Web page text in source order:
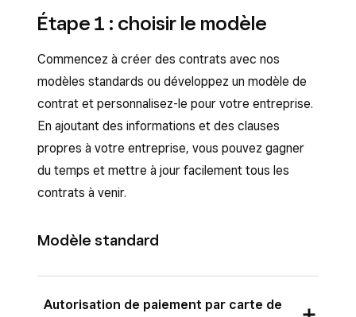
Étape 1 : choisir le modèle
Commencez à créer des contrats avec nos
modèles standards ou développez un modèle de
contrat et personnalisez-le pour votre entreprise.
En ajoutant des informations et des clauses
propres à votre entreprise, vous pouvez gagner
du temps et mettre à jour facilement tous les
contrats à venir.
Modèle standard
Autorisation de paiement par carte de